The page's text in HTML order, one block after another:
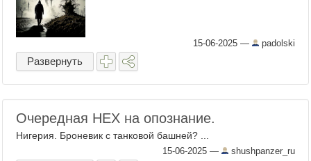
15-06-2025 — padolski
Развернуть
Очередная НЕХ на опознание.
Нигерия. Броневик с танковой башней? ...
15-06-2025 — shushpanzer_ru